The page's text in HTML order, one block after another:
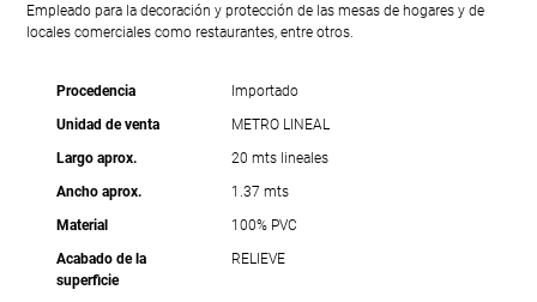
Empleado para la decoración y protección de las mesas de hogares y de
locales comerciales como restaurantes, entre otros.
Procedencia
Importado
Unidad de venta
METRO LINEAL
Largo aprox.
20 mts lineales
Ancho aprox.
1.37 mts
Material
100% PVC
Acabado de la
superficie
RELIEVE